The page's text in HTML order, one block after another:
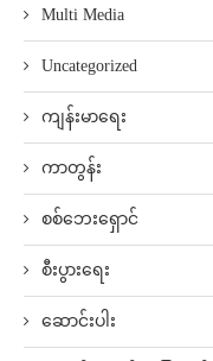
Multi Media
Uncategorized
ကျန်းမာရေး
ကာတွန်း
စစ်ဘေးရှောင်
စီးပွားရေး
ဆောင်းပါး